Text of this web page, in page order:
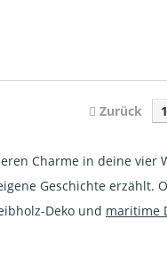
Zurück 1
Charme in deine
Geschichte erzählt.
Deko und maritime